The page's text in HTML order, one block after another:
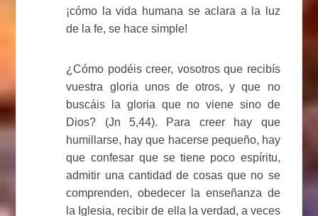
¡cómo la vida humana se aclara a la luz
de la fe, se hace simple!
¿Cómo podéis creer, vosotros que recibís
vuestra gloria unos de otros, y que no
buscáis la gloria que no viene sino de
Dios? (Jn 5,44). Para creer hay que
humillarse, hay que hacerse pequeño, hay
que confesar que se tiene poco espíritu,
admitir una cantidad de cosas que no se
comprenden, obedecer la enseñanza de
la Iglesia, recibir de ella la verdad, a veces